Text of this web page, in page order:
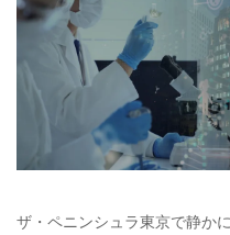
ザ・ペニンシュラ東京で静か